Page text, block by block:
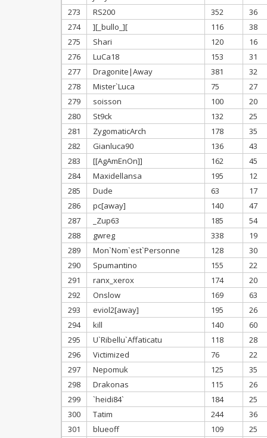
273
RS200 352
36
274
][_bullo_][ 116
38
275
Shari 120
16
276
LuCa18 153
31
277
Dragonite|Away 381
32
278
Mister`Luca 75
27
279
soisson 100
20
280
St9ck 132
25
281
ZygomaticArch 178
35
282
Gianluca90 136
43
283
[[AgAmEnOn]] 162
45
284
Maxidellansa 195
12
285
Dude 63
17
286
pc[away] 140
47
287
_Zup63 185
54
288
gwreg 338
19
289
Mon`Nom`est`Personne 128
30
290
Spumantino 155
22
291
ranx_xerox 174
20
292
Onslow 169
63
293
eviol2[away] 195
26
294
kill 140
60
295
U`Ribellu`Affaticatu 118
28
296
Victimized 76
22
297
Nepomuk 125
35
298
Drakonas 115
26
299
`heidi84` 184
25
300
Tatim 244
36
301
blueoff 109
25